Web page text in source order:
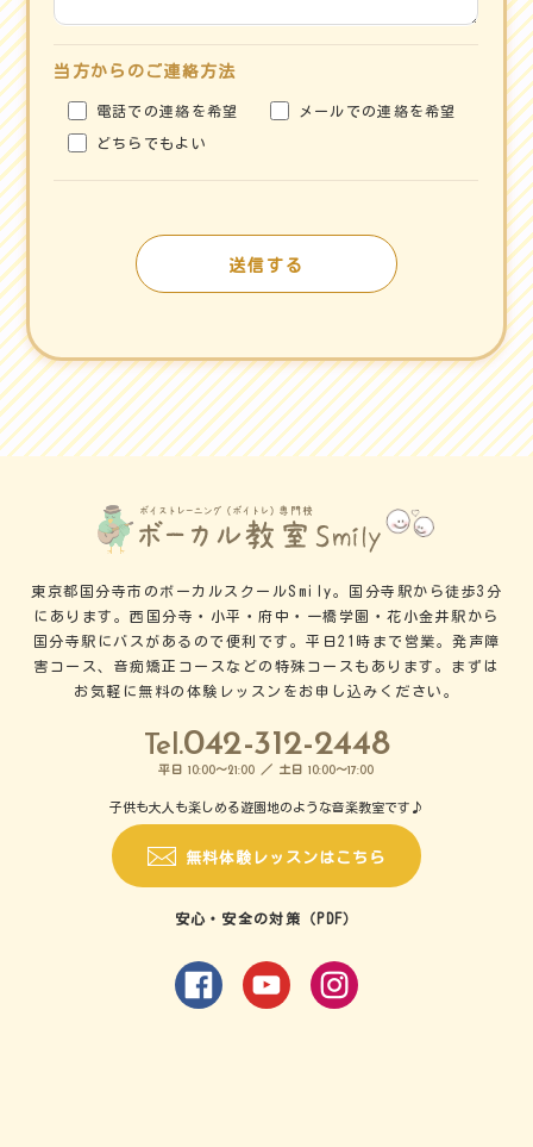
当方からのご連絡方法
電話での連絡を希望 メールでの連絡を希望
どちらでもよい
東京都国分寺市のボーカルスクールSmily。国分寺駅から徒歩3分
にあります。西国分寺・小平・府中・一橋学園・花小金井駅から
国分寺駅にバスがあるので便利です。平日21時まで営業。発声障
害コース、音痴矯正コースなどの特殊コースもあります。まずは
お気軽に無料の体験レッスンをお申し込みください。
Tel.042-312-2448
平日10:00～21:00 ／ 土日10:00～17:00
子供も大人も楽しめる遊園地のような音楽教室です♪
無料体験レッスンはこちら
安心・安全の対策（PDF）